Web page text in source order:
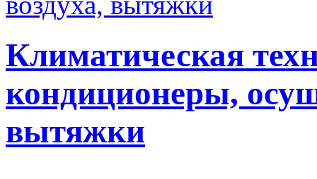
Климатическая
кондиционеры,
вытяжки